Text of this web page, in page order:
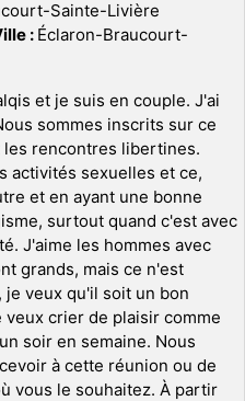
Sainte-Livière
: Éclaron-Braucourt-
et je suis en couple. J'ai
sommes inscrits sur ce
les rencontres libertines.
activités sexuelles et ce,
et en ayant une bonne
surtout quand c'est avec
J'aime les hommes avec
grands, mais ce n'est
veux qu'il soit un bon
crier de plaisir comme
soir en semaine. Nous
à cette réunion ou de
vous le souhaitez. À partir